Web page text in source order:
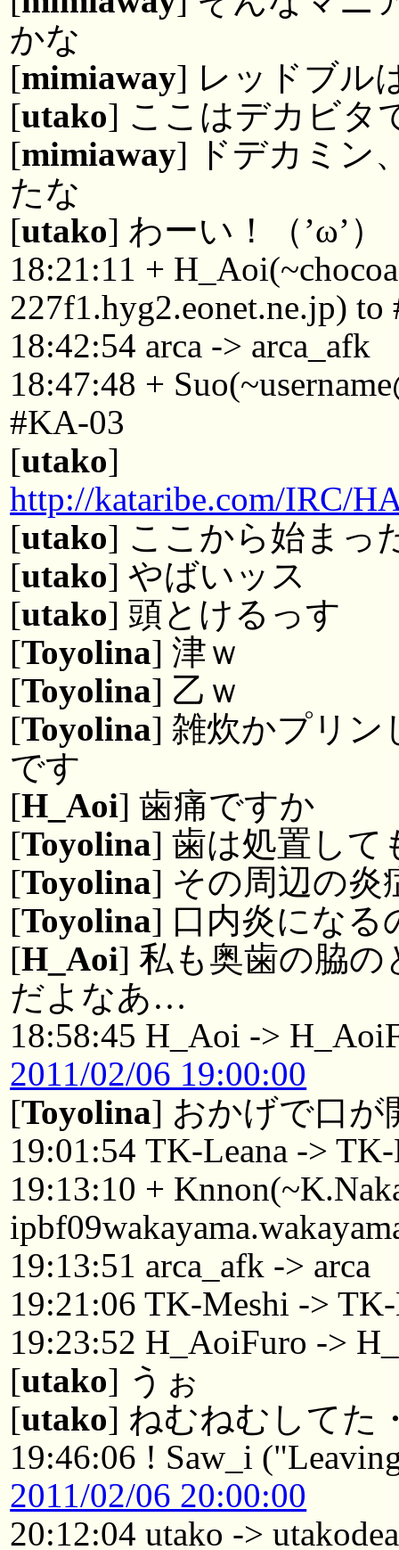
かな
[mimiaway] レッドブル
[utako] ここはデカビタ
[mimiaway] ドデカミン
たな
[utako] わーい！（’ω’）
18:21:11 +
227f1.hyg2.eonet.ne.jp)
18:42:54 arca -> arca_afk
18:47:48 +
#KA-03
[utako]
http://kataribe.com/IRC/
[utako] ここから始まっ
[utako] やばいッス
[utako] 頭とけるっす
[Toyolina] 津ｗ
[Toyolina] 乙ｗ
[Toyolina] 雑炊かプリン
です
[H_Aoi] 歯痛ですか
[Toyolina] 歯は処置して
[Toyolina] その周辺の炎
[Toyolina] 口内炎になる
[H_Aoi] 私も奥歯の脇
だよなあ…
18:58:45 H_Aoi ->
2011/02/06 19:00:00
[Toyolina] おかげで口が
19:01:54 TK-Leana ->
19:13:10 +
19:13:51 arca_afk -> arca
19:21:06 TK-Meshi -> TK-
19:23:52 H_AoiFuro ->
[utako] うぉ
[utako] ねむねむしてた
19:46:06 ! Saw_i
2011/02/06 20:00:00
20:12:04 utako ->